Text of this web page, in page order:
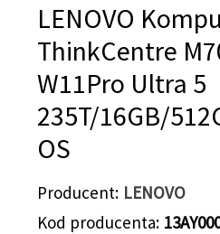
LENOVO
ThinkCentre
W11Pro Ultra 5
235T/16GB/
OS
Producent LENOVO
Kod producenta